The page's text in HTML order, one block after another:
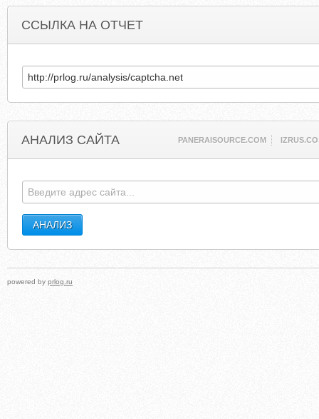
ССЫЛКА НА ОТЧЕТ
АНАЛИЗ САЙТА PANERAISOURCE.COM
powered by prlog.ru